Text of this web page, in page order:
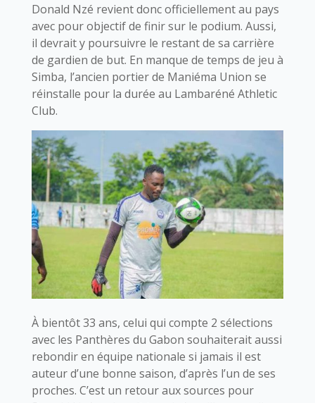
Donald Nzé revient donc officiellement au pays
avec pour objectif de finir sur le podium. Aussi,
il devrait y poursuivre le restant de sa carrière
de gardien de but. En manque de temps de jeu à
Simba, l’ancien portier de Maniéma Union se
réinstalle pour la durée au Lambaréné Athletic
Club.
À bientôt 33 ans, celui qui compte 2 sélections
avec les Panthères du Gabon souhaiterait aussi
rebondir en équipe nationale si jamais il est
auteur d’une bonne saison, d’après l’un de ses
proches. C’est un retour aux sources pour